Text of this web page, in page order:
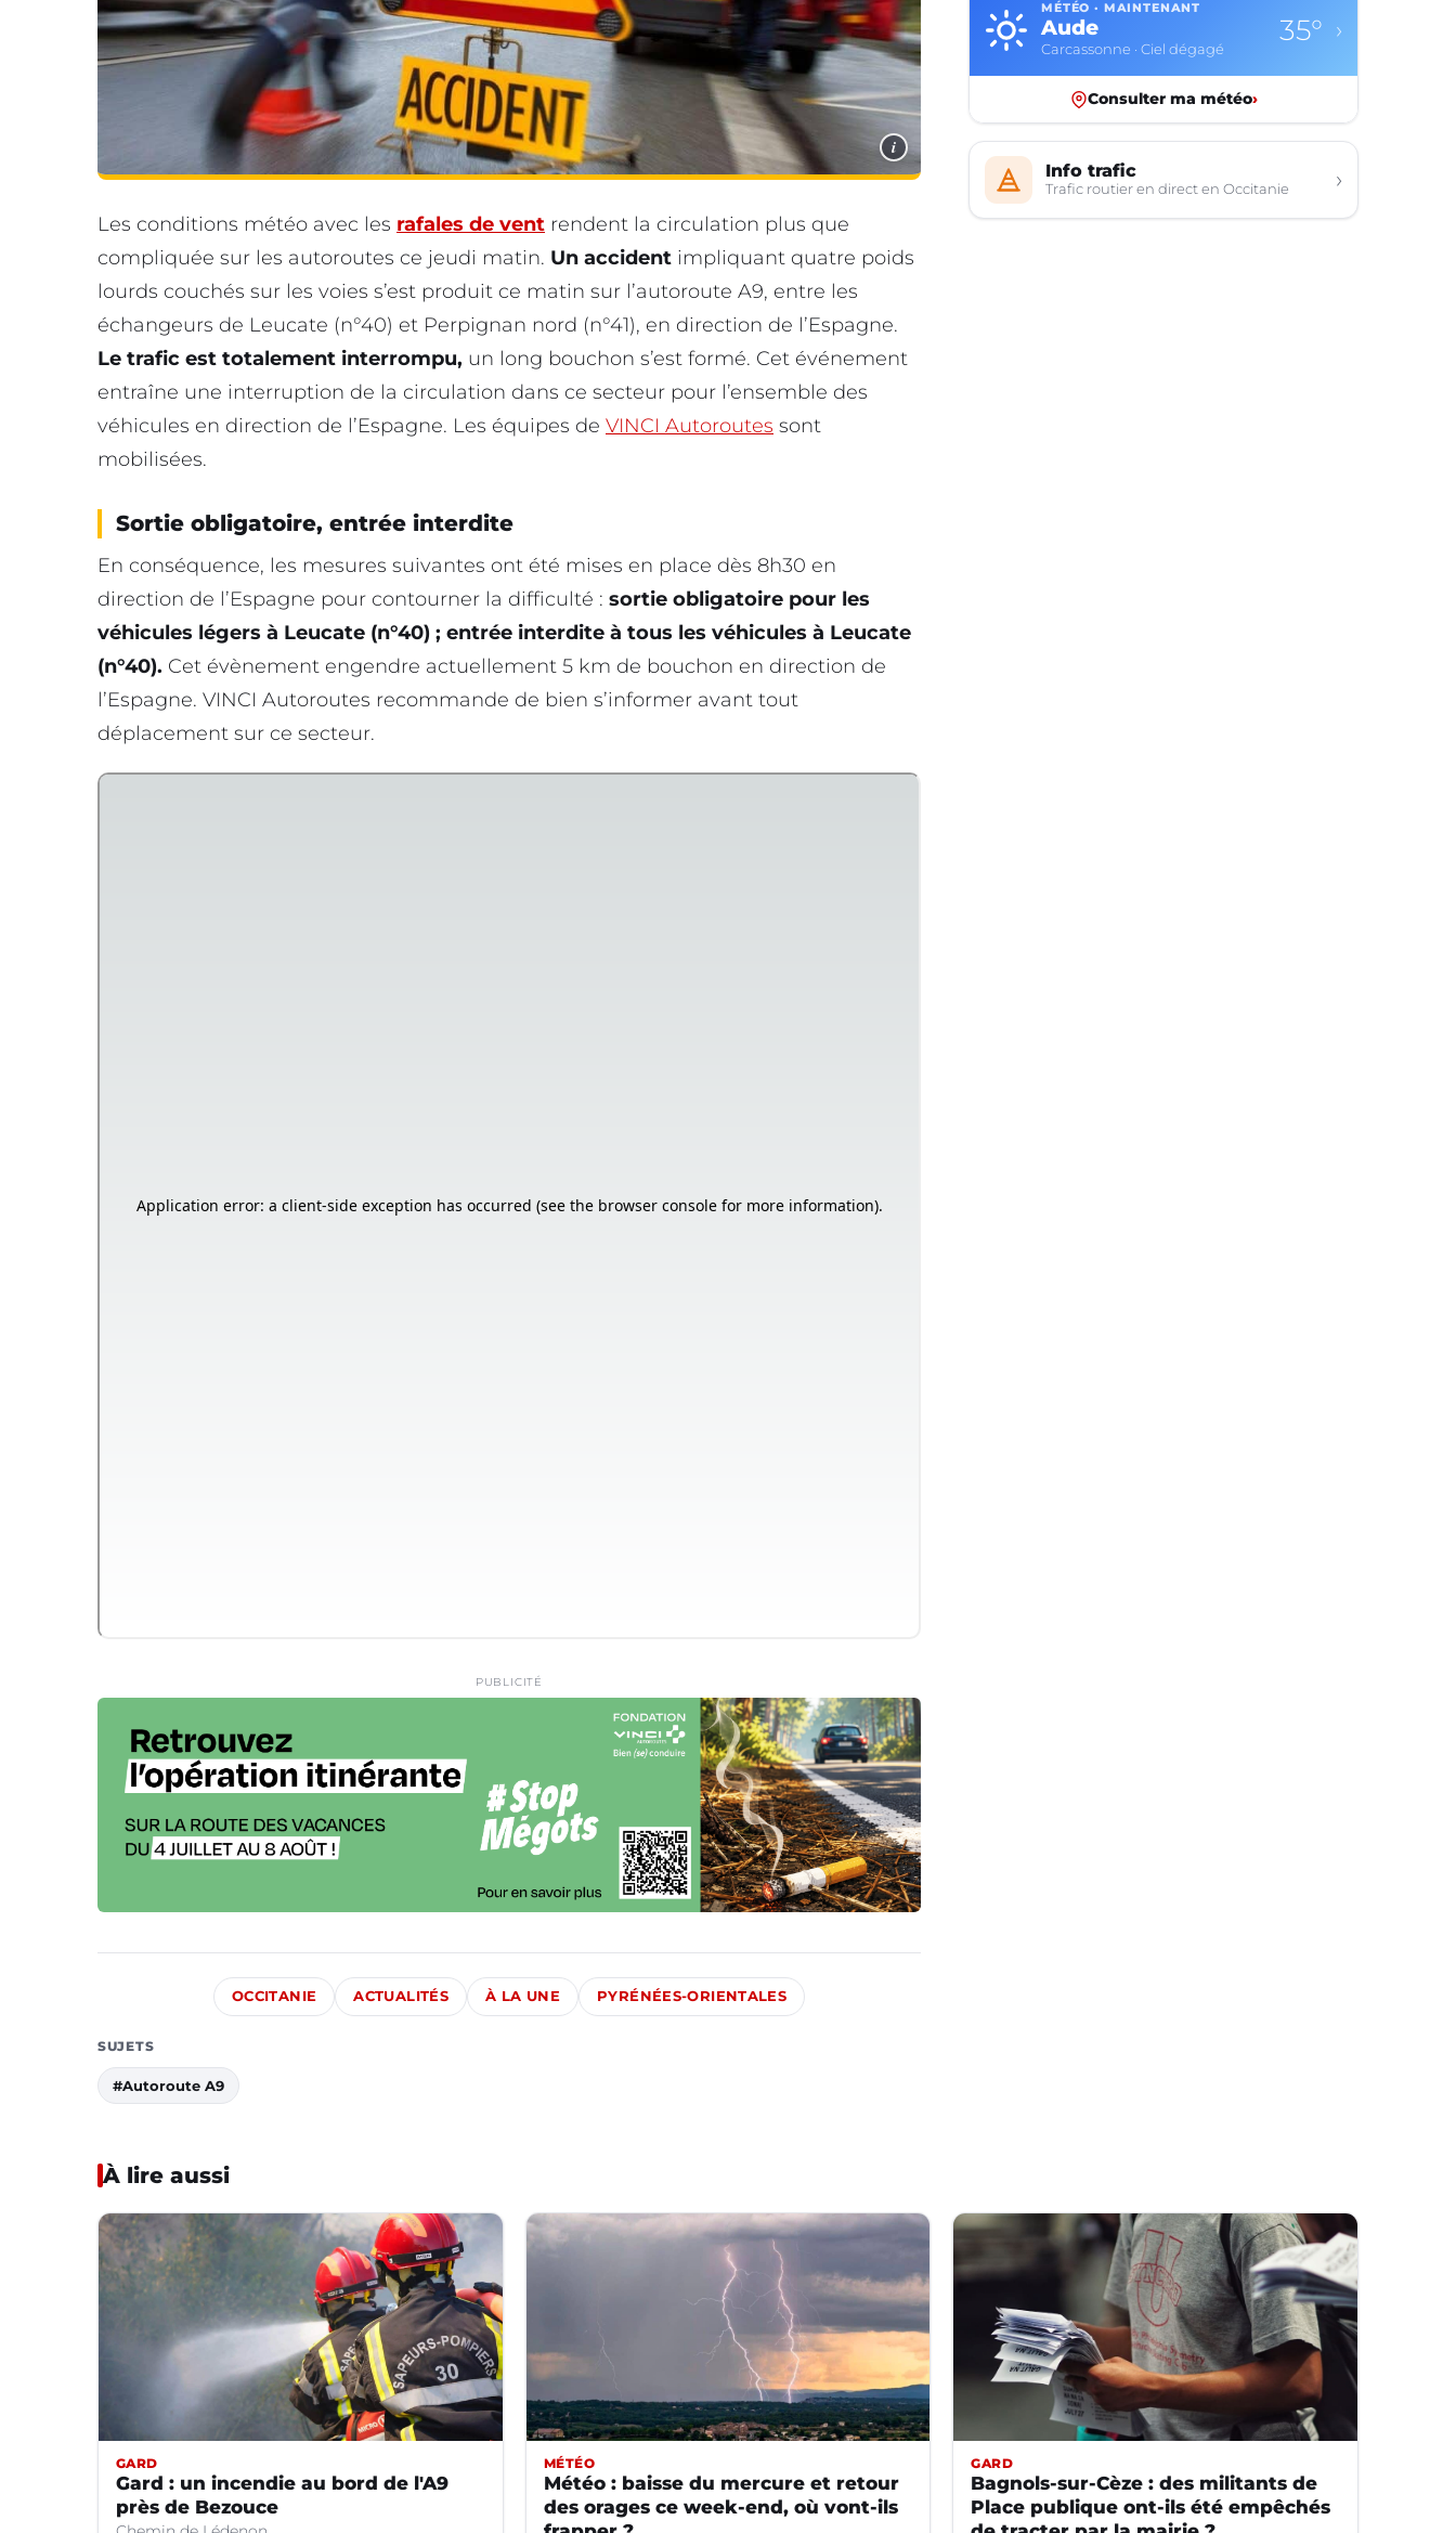
i
Les conditions météo avec les rafales de vent rendent la circulation plus que
compliquée sur les autoroutes ce jeudi matin. Un accident impliquant quatre poids
lourds couchés sur les voies s’est produit ce matin sur l’autoroute A9, entre les
échangeurs de Leucate (n°40) et Perpignan nord (n°41), en direction de l’Espagne.
Le trafic est totalement interrompu, un long bouchon s’est formé. Cet événement
entraîne une interruption de la circulation dans ce secteur pour l’ensemble des
véhicules en direction de l’Espagne. Les équipes de VINCI Autoroutes sont
mobilisées.
Sortie obligatoire, entrée interdite
En conséquence, les mesures suivantes ont été mises en place dès 8h30 en
direction de l’Espagne pour contourner la difficulté : sortie obligatoire pour les
véhicules légers à Leucate (n°40) ; entrée interdite à tous les véhicules à Leucate
(n°40). Cet évènement engendre actuellement 5 km de bouchon en direction de
l’Espagne. VINCI Autoroutes recommande de bien s’informer avant tout
déplacement sur ce secteur.
PUBLICITÉ
OCCITANIE ACTUALITÉS À LA UNE PYRÉNÉES-ORIENTALES
SUJETS
#Autoroute A9
MÉTÉO · MAINTENANT
Aude
Carcassonne · Ciel dégagé
35° ›
Consulter ma météo›
Info trafic
Trafic routier en direct en Occitanie ›
À lire aussi
GARD
Gard : un incendie au bord de l'A9
près de Bezouce
MÉTÉO
Météo : baisse du mercure et retour
des orages ce week-end, où vont-ils
GARD
Bagnols-sur-Cèze : des militants de
Place publique ont-ils été empêchés